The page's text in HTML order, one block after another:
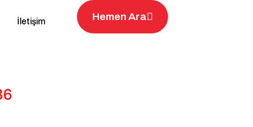
İletişim Hemen Ara